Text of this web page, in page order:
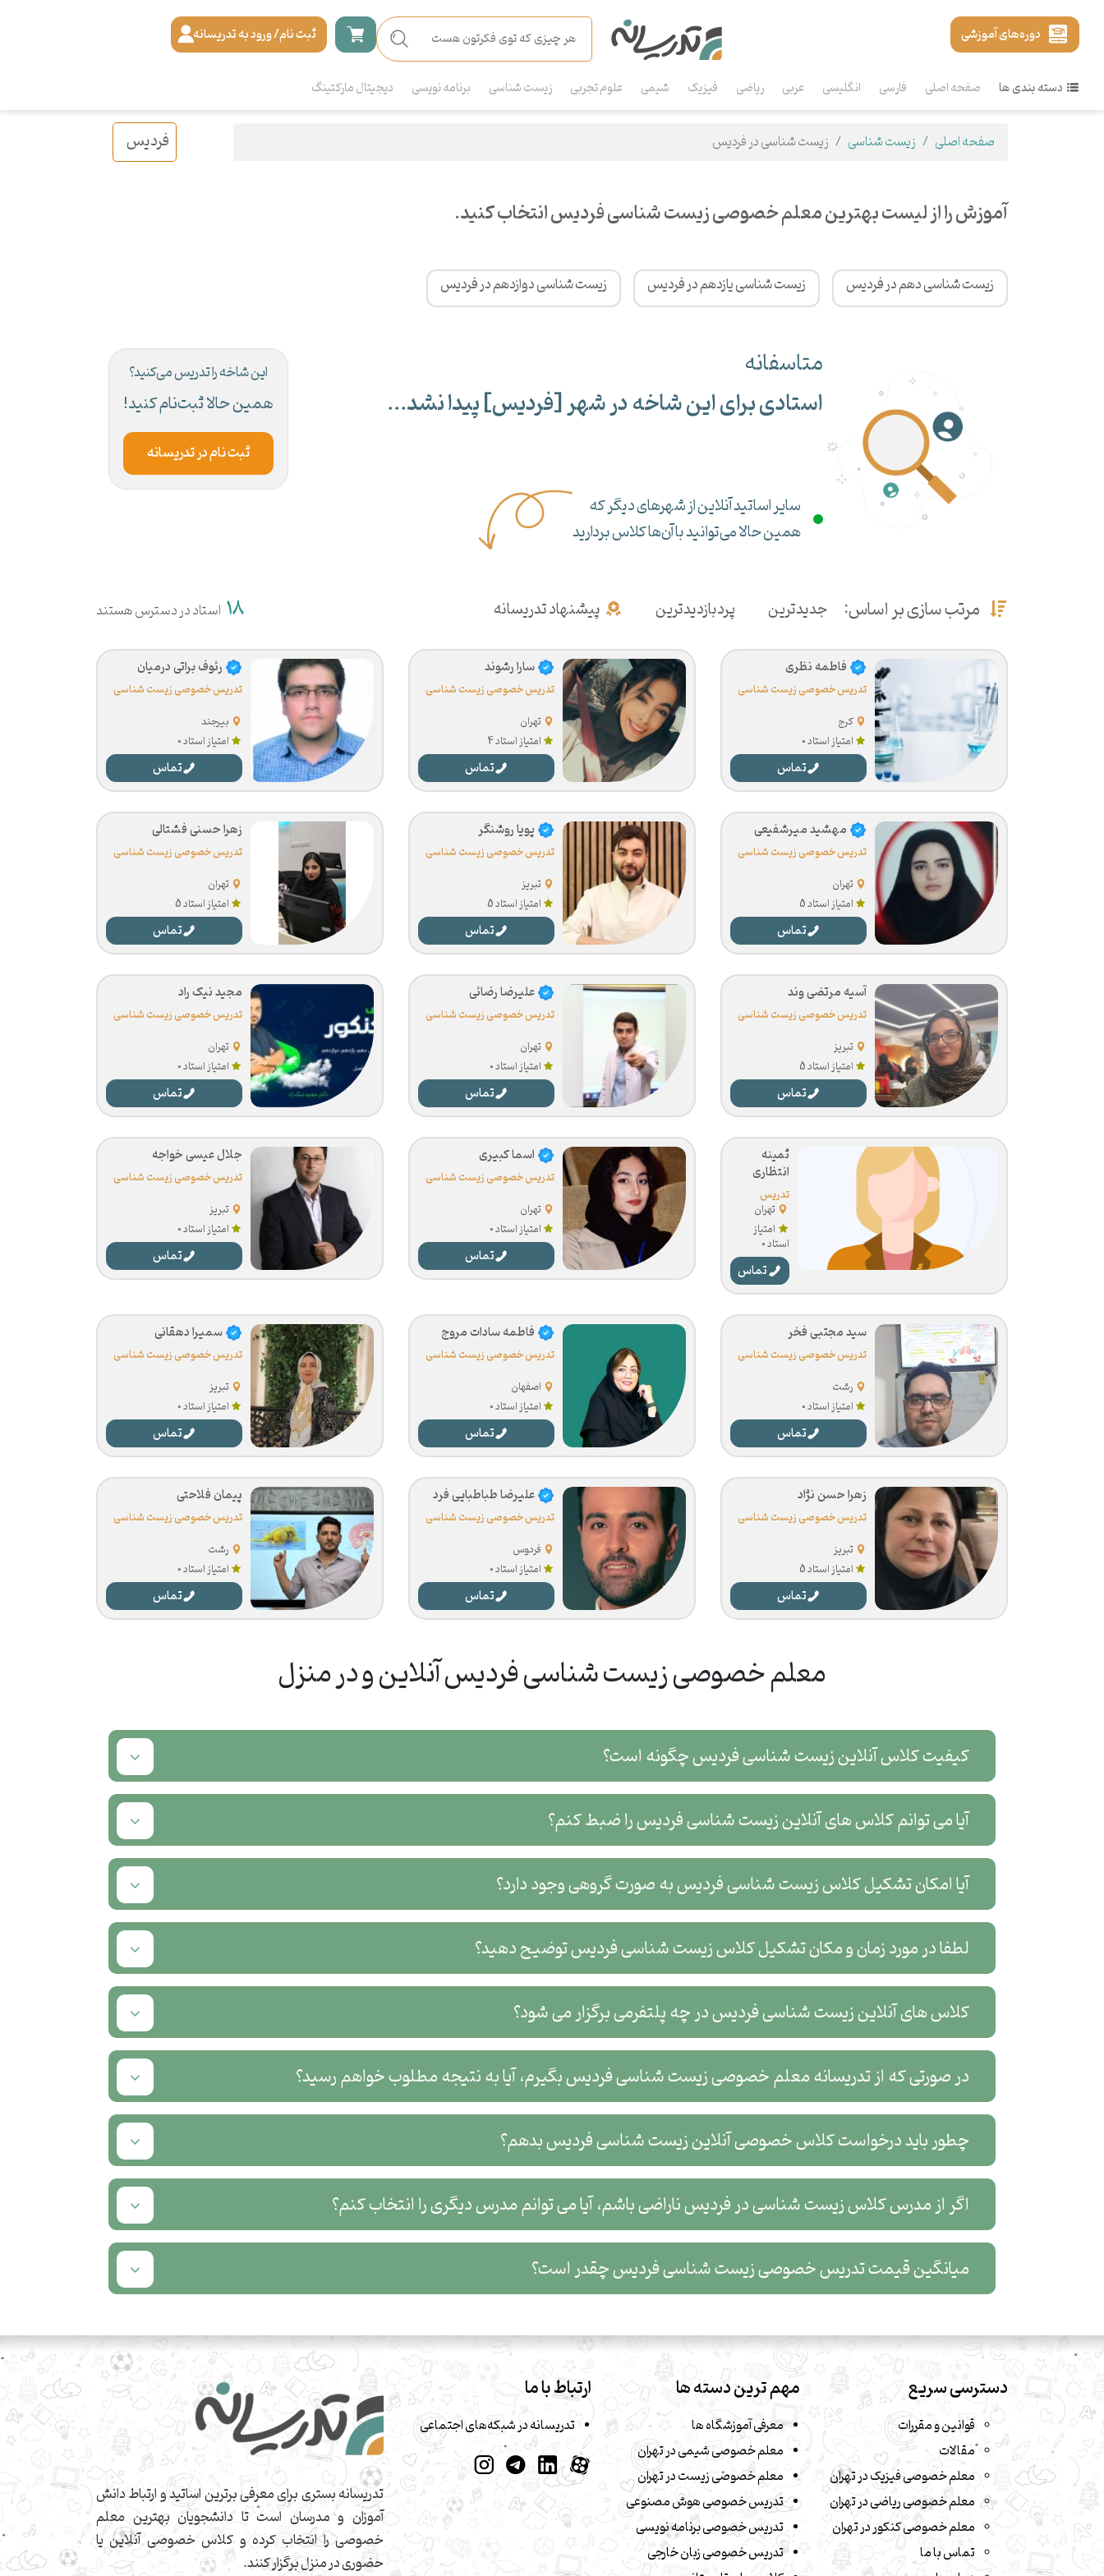
دوره‌های آموزشی ثبت نام/ ورود به تدریسانه
دسته بندی ها صفحه اصلی فارسی انگلیسی عربی ریاضی فیزیک شیمی علوم تجربی زیست شناسی برنامه نویسی دیجیتال مارکتینگ
صفحه اصلی زیست شناسی زیست شناسی در فردیس فردیس
آموزش را از لیست بهترین معلم خصوصی زیست شناسی فردیس انتخاب کنید.
زیست شناسی دهم در فردیس زیست شناسی یازدهم در فردیس زیست شناسی دوازدهم در فردیس
متاسفانه
استادی برای این شاخه در شهر [فردیس] پیدا نشد...
این شاخه را تدریس می‌کنید؟
همین حالا ثبت‌نام کنید!
ثبت نام در تدریسانه
سایر اساتید آنلاین از شهرهای دیگر که
همین حالا می‌توانید با آن‌ها کلاس بردارید
مرتب سازی بر اساس: جدیدترین پردبازدیدترین پیشنهاد تدریسانه 18 استاد در دسترس هستند
تدریس خصوصی زیست شناسی
کرج
امتیاز استاد 0
تماس
تدریس خصوصی زیست شناسی
تهران
امتیاز استاد 4
تماس
تدریس خصوصی زیست شناسی
بیرجند
امتیاز استاد 0
تماس
تدریس خصوصی زیست شناسی
تهران
امتیاز استاد 5
تماس
تدریس خصوصی زیست شناسی
تبریز
امتیاز استاد 5
تماس
زهرا حسنی فشتالی
تدریس خصوصی زیست شناسی
تهران
امتیاز استاد 5
تماس
آسیه مرتضی وند
تدریس خصوصی زیست شناسی
تبریز
امتیاز استاد 5
تماس
تدریس خصوصی زیست شناسی
تهران
امتیاز استاد 0
تماس
مجید نیک راد
تدریس خصوصی زیست شناسی
تهران
امتیاز استاد 0
تماس
ثمینه
انتظاری
تدریس
خصوصی
زیست
شناسی
تهران
امتیاز
استاد 0
تماس
تدریس خصوصی زیست شناسی
تهران
امتیاز استاد 0
تماس
جلال عیسی خواجه
تدریس خصوصی زیست شناسی
تبریز
امتیاز استاد 0
تماس
سید مجتبی فخر
تدریس خصوصی زیست شناسی
رشت
امتیاز استاد 0
تماس
تدریس خصوصی زیست شناسی
اصفهان
امتیاز استاد 0
تماس
تدریس خصوصی زیست شناسی
تبریز
امتیاز استاد 0
تماس
زهرا حسن نژاد
تدریس خصوصی زیست شناسی
تبریز
امتیاز استاد 5
تماس
تدریس خصوصی زیست شناسی
فردوس
امتیاز استاد 0
تماس
پیمان فلاحتی
تدریس خصوصی زیست شناسی
رشت
امتیاز استاد 0
تماس
معلم خصوصی زیست شناسی فردیس آنلاین و در منزل
کیفیت کلاس آنلاین زیست شناسی فردیس چگونه است؟
آیا می توانم کلاس های آنلاین زیست شناسی فردیس را ضبط کنم؟
آیا امکان تشکیل کلاس زیست شناسی فردیس به صورت گروهی وجود دارد؟
لطفا در مورد زمان و مکان تشکیل کلاس زیست شناسی فردیس توضیح دهید؟
کلاس های آنلاین زیست شناسی فردیس در چه پلتفرمی برگزار می شود؟
در صورتی که از تدریسانه معلم خصوصی زیست شناسی فردیس بگیرم، آیا به نتیجه مطلوب خواهم رسید؟
چطور باید درخواست کلاس خصوصی آنلاین زیست شناسی فردیس بدهم؟
اگر از مدرس کلاس زیست شناسی در فردیس ناراضی باشم، آیا می توانم مدرس دیگری را انتخاب کنم؟
میانگین قیمت تدریس خصوصی زیست شناسی فردیس چقدر است؟
دسترسی سریع
قوانین و مقررات
مقالات
معلم خصوصی فیزیک در تهران
معلم خصوصی ریاضی در تهران
معلم خصوصی کنکور در تهران
تماس با ما
مهم ترین دسته ها
معرفی آموزشگاه ها
معلم خصوصی شیمی در تهران
معلم خصوصی زیست در تهران
تدریس خصوصی هوش مصنوعی
تدریس خصوصی برنامه نویسی
تدریس خصوصی زبان خارجی
ارتباط با ما
تدریسانه در شبکه‌های اجتماعی
تدریسانه بستری برای معرفی برترین اساتید و ارتباط دانش
آموزان و مدرسان است تا دانشجویان بهترین معلم
خصوصی را انتخاب کرده و کلاس خصوصی آنلاین یا
حضوری در منزل برگزار کنند.